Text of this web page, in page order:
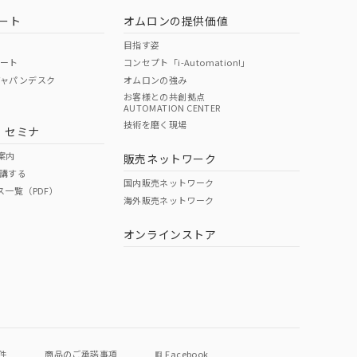
O O
ページへ
ください
ト
ト
パンデスク
セミナ
内
する
覧（PDF）
オムロンの提供価値
目指す姿
コンセプト「i-Automation!」
オムロンの強み
お客様との共創拠点
AUTOMATION CENTER
技術を磨く現場
販売ネットワーク
国内販売ネットワーク
海外販売ネットワーク
オンラインストア
商品のご承諾事項 Facebook